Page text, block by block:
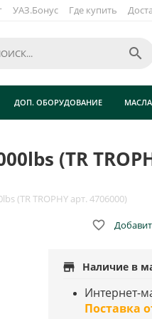
УАЗ.Бонус Где купить

ДОП. ОБОРУДОВАНИЕ
(TR
(TR TROPHY арт. 4706000)

store Наличие в
Интернет-
Поставка